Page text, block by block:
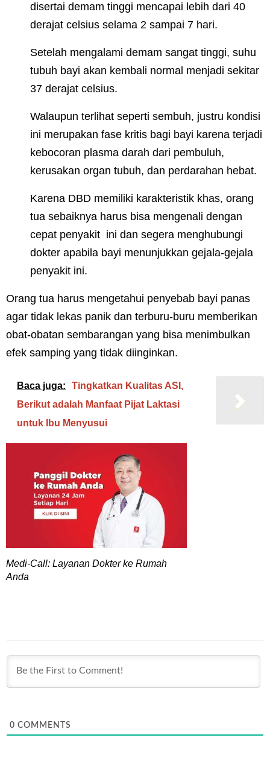
disertai demam tinggi mencapai lebih dari 40
derajat celsius selama 2 sampai 7 hari.
Setelah mengalami demam sangat tinggi, suhu
tubuh bayi akan kembali normal menjadi sekitar
37 derajat celsius.
Walaupun terlihat seperti sembuh, justru kondisi
ini merupakan fase kritis bagi bayi karena terjadi
kebocoran plasma darah dari pembuluh,
kerusakan organ tubuh, dan perdarahan hebat.
Karena DBD memiliki karakteristik khas, orang
tua sebaiknya harus bisa mengenali dengan
cepat penyakit ini dan segera menghubungi
dokter apabila bayi menunjukkan gejala-gejala
penyakit ini.
Orang tua harus mengetahui penyebab bayi panas
agar tidak lekas panik dan terburu-buru memberikan
obat-obatan sembarangan yang bisa menimbulkan
efek samping yang tidak diinginkan.
Baca juga:
Tingkatkan Kualitas ASI,
Berikut adalah Manfaat Pijat Laktasi
untuk Ibu Menyusui
Medi-Call: Layanan Dokter ke Rumah
Anda
0 COMMENTS